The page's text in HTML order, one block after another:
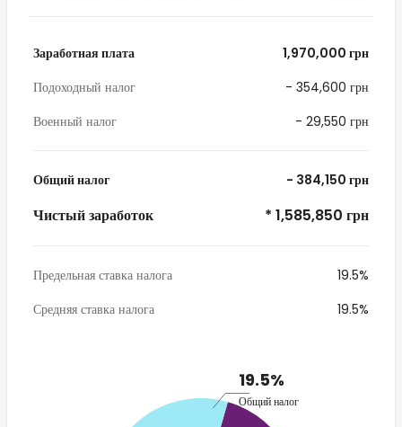
Заработная плата
1,970,000 грн
Подоходный налог
- 354,600 грн
Военный налог
- 29,550 грн
Общий налог - 384,150 грн
Чистый заработок * 1,585,850 грн
Предельная ставка налога
19.5%
Средняя ставка налога
19.5%
19.5%
Общий налог